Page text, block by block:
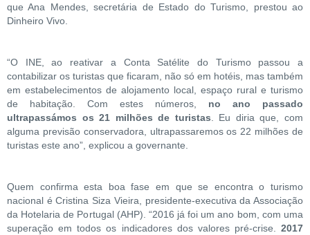
que Ana Mendes, secretária de Estado do Turismo, prestou ao
Dinheiro Vivo.
“O INE, ao reativar a Conta Satélite do Turismo passou a
contabilizar os turistas que ficaram, não só em hotéis, mas também
em estabelecimentos de alojamento local, espaço rural e turismo
de habitação. Com estes números, no ano passado
ultrapassámos os 21 milhões de turistas . Eu diria que, com
alguma previsão conservadora, ultrapassaremos os 22 milhões de
turistas este ano”, explicou a governante.
Quem confirma esta boa fase em que se encontra o turismo
nacional é Cristina Siza Vieira, presidente-executiva da Associação
da Hotelaria de Portugal (AHP). “2016 já foi um ano bom, com uma
superação em todos os indicadores dos valores pré-crise. 2017